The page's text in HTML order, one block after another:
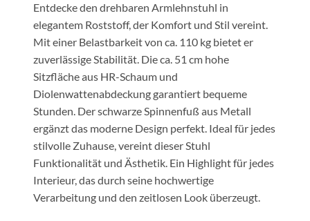
Entdecke den drehbaren Armlehnstuhl in
elegantem Roststoff, der Komfort und Stil vereint.
Mit einer Belastbarkeit von ca. 110 kg bietet er
zuverlässige Stabilität. Die ca. 51 cm hohe
Sitzfläche aus HR-Schaum und
Diolenwattenabdeckung garantiert bequeme
Stunden. Der schwarze Spinnenfuß aus Metall
ergänzt das moderne Design perfekt. Ideal für jedes
stilvolle Zuhause, vereint dieser Stuhl
Funktionalität und Ästhetik. Ein Highlight für jedes
Interieur, das durch seine hochwertige
Verarbeitung und den zeitlosen Look überzeugt.